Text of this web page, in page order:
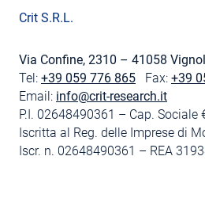
Crit S.R.L.
Via Confine, 2310 – 41058
Tel: +39 059 776 865 Fax: +39
Email: info@crit-research.it
P.I. 02648490361 – Cap. Sociale
Iscritta al Reg. delle Imprese di
Iscr. n. 02648490361 – REA